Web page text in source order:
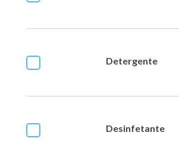
Detergente
Desinfetante